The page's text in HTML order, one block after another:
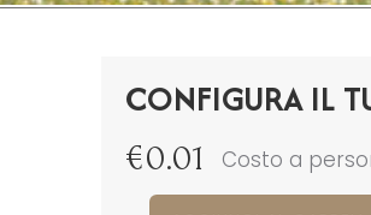
CONFIGURA IL
€0.01 Costo a